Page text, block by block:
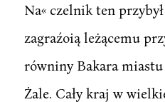
Na« czelnik ten
zagraźoią leżącemu
równiny Bakara
Żale. Cały kraj w